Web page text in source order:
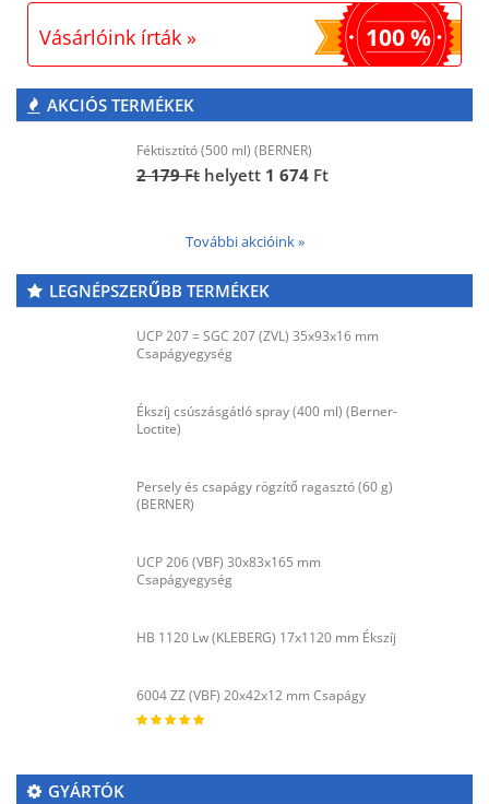
Vásárlóink írták » 100 %
AKCIÓS TERMÉKEK
Féktisztító (500 ml) (BERNER)
2 179 Ft helyett 1 674 Ft
További akcióink »
LEGNÉPSZERŰBB TERMÉKEK
UCP 207 = SGC 207 (ZVL) 35x93x16 mm
Csapágyegység
Ékszíj csúszásgátló spray (400 ml) (Berner-
Loctite)
Persely és csapágy rögzítő ragasztó (60 g)
(BERNER)
UCP 206 (VBF) 30x83x165 mm
Csapágyegység
HB 1120 Lw (KLEBERG) 17x1120 mm Ékszíj
6004 ZZ (VBF) 20x42x12 mm Csapágy
GYÁRTÓK